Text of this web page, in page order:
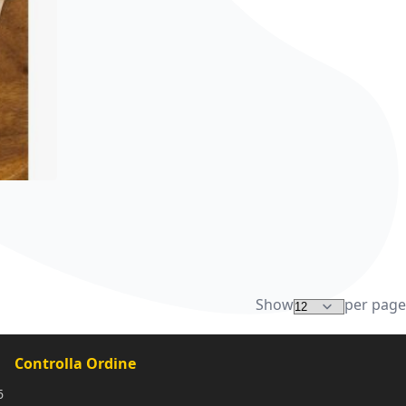
Show per page
Controlla Ordine